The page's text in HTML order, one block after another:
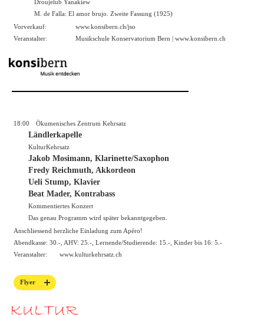
Droujelub Yanakiew
M. de Falla: El amor brujo. Zweite Fassung (1925)
Vorverkauf:
www.konsibern.ch/jso
Veranstalter:
Musikschule Konservatorium Bern | www.konsibern.ch
18:00 Ökumenisches Zentrum Kehrsatz
Ländlerkapelle
KulturKehrsatz
Jakob Mosimann, Klarinette/Saxophon
Fredy Reichmuth, Akkordeon
Ueli Stump, Klavier
Beat Mader, Kontrabass
Kommentiertes Konzert
Das genau Programm wird später bekanntgegeben.
Anschliessend herzliche Einladung zum Apéro!
Abendkasse: 30.-, AHV: 25.-, Lernende/Studierende: 15.-, Kinder bis 16: 5.-
Veranstalter:
www.kulturkehrsatz.ch
Flyer